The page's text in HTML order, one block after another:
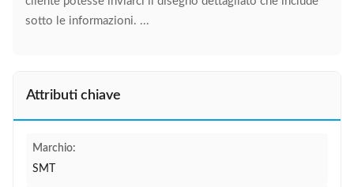
sotto le informazioni. ...
Attributi chiave
Marchio:
SMT